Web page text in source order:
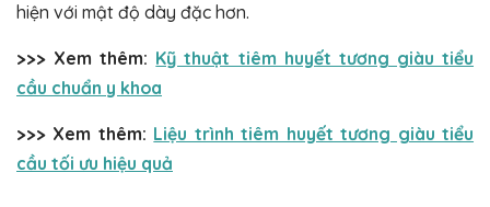
hiện với mật độ dày đặc hơn.
>>> Xem thêm: Kỹ thuật tiêm huyết tương giàu tiểu
cầu chuẩn y khoa
>>> Xem thêm: Liệu trình tiêm huyết tương giàu tiểu
cầu tối ưu hiệu quả